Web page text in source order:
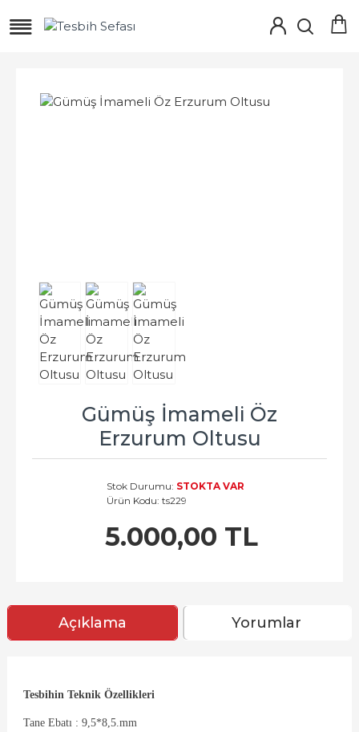
Gümüş İmameli Öz
Erzurum Oltusu
5.000,00 TL
Stok Durumu: STOKTA VAR
Ürün Kodu: ts229
Açıklama Yorumlar
Tesbihin Teknik Özellikleri
Tane Ebatı : 9,5*8,5.mm